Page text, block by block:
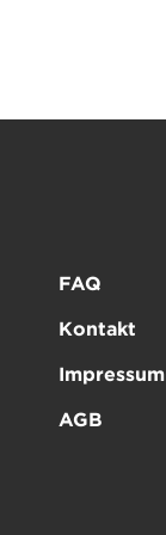
FAQ
Kontakt
Impressum
AGB